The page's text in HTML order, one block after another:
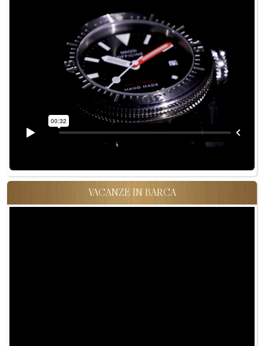
VACANZE IN BARCA